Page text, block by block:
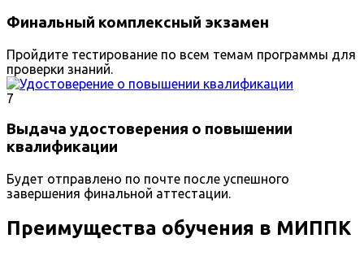
Финальный комплексный экзамен
Пройдите тестирование по всем темам программы для
проверки знаний.
7
Выдача удостоверения о повышении
квалификации
Будет отправлено по почте после успешного
завершения финальной аттестации.
Преимущества обучения в МИППК